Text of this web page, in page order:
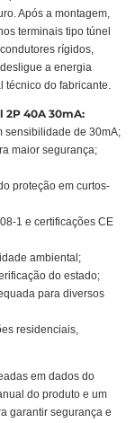
Após a montagem,
terminais tipo túnel
rígidos,
a energia
técnico do fabricante.
40A 30mA:
sensibilidade de 30mA;
maior segurança;
proteção em curtos-
1 e certificações CE
ambiental;
do estado;
para diversos
residenciais,
em dados do
do produto e um
garantir segurança e